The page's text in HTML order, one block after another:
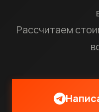
Рассчитаем